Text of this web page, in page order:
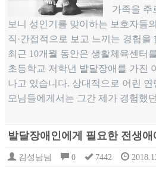
가족을 주
보니 성인기를 맞이하는 보호자들
직·간접적으로 보고 느끼는 경험을
최근 10개월 동안은 생활체육센터
초등학교 저학년 발달장애를 가진
나고 있습니다. 상대적으로 어린
모님들에게서는 그간 제가 경험했
발달장애인에게 필요한 전생
김성남님 0 7442